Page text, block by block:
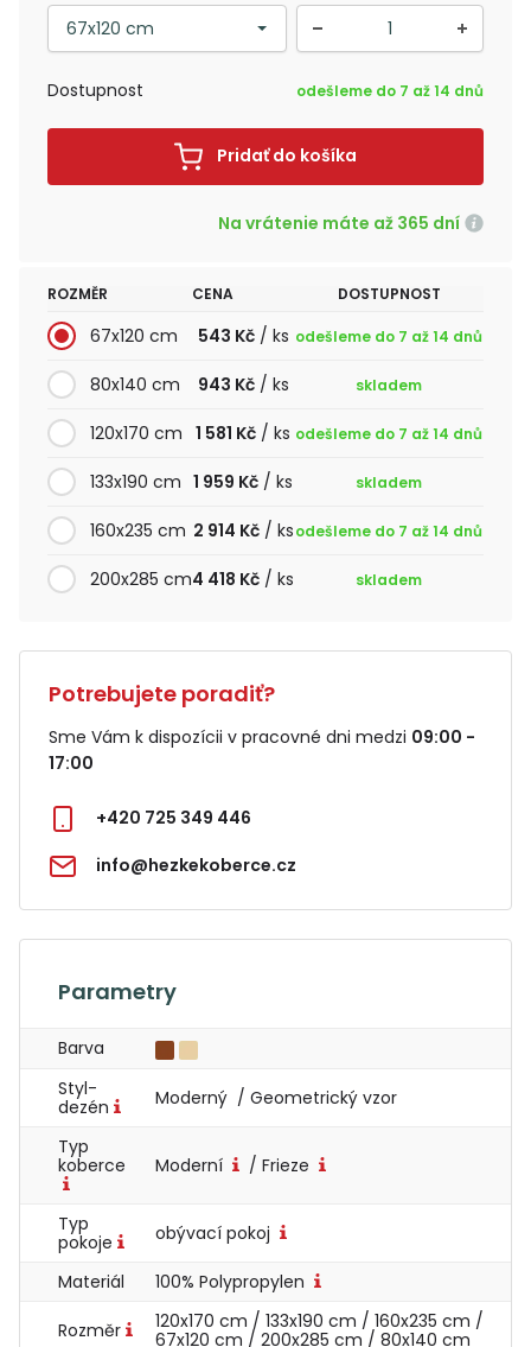
Dostupnost odešleme do 7 až 14 dnů
Pridať do košíka
Na vrátenie máte až 365 dní
ROZMĚR CENA DOSTUPNOST
67x120 cm 543 Kč/ ks odešleme do 7 až 14 dnů
80x140 cm 943 Kč/ ks skladem
120x170 cm 1 581 Kč / ks odešleme do 7 až 14 dnů
133x190 cm 1 959 Kč / ks skladem
160x235 cm 2 914 Kč/ ksodešleme do 7 až 14 dnů
200x285 cm4 418 Kč / ks skladem
Potrebujete poradiť?
Sme Vám k dispozícii v pracovné dni medzi 09:00 -
17:00
+420 725 349 446
info@hezkekoberce.cz
Parametry
Barva
Styl-
dezén
Moderný / Geometrický vzor
Typ
koberce
Moderní / Frieze
Typ
pokoje
obývací pokoj
Materiál 100% Polypropylen
Rozměr
120x170 cm / 133x190 cm / 160x235 cm /
67x120 cm / 200x285 cm / 80x140 cm